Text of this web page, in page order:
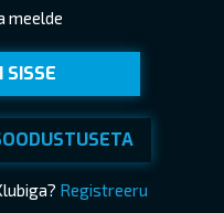
meelde
SISSE
Registreeru
OSTA PILETID